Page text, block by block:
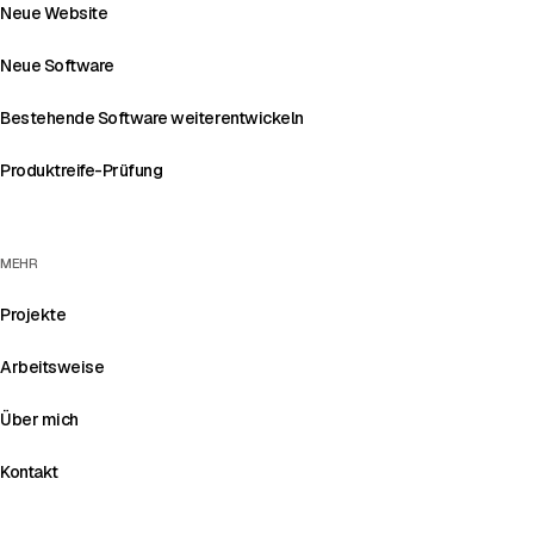
Neue Website
Neue Software
Bestehende Software weiterentwickeln
Produktreife-Prüfung
MEHR
Projekte
Arbeitsweise
Über mich
Kontakt